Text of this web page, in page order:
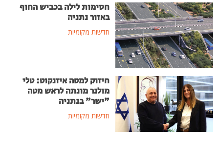
חסימות לילה בכביש החוף
באזור נתניה
חדשות מקומיות
חיזוק למטה איזנקוט: טלי
מולנר מונתה לראש מטה
"ישר" בנתניה
חדשות מקומיות